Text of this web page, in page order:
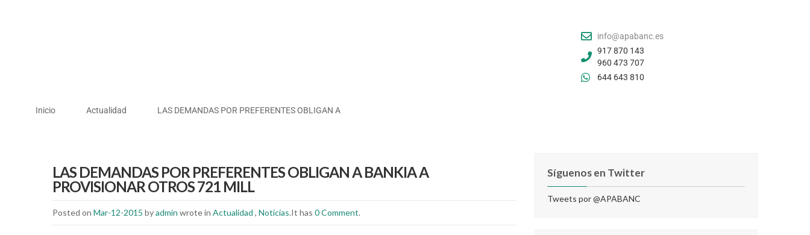
info@apabanc.es
917 870 143
960 473 707
644 643 810
Inicio Actualidad LAS DEMANDAS POR PREFERENTES OBLIGAN A
LAS DEMANDAS POR PREFERENTES OBLIGAN A BANKIA A
PROVISIONAR OTROS 721 MILL
Posted on Mar-12-2015 byadmin wrote in Actualidad , Noticias.It has 0 Comment.
Síguenos en Twitter
Tweets por @APABANC